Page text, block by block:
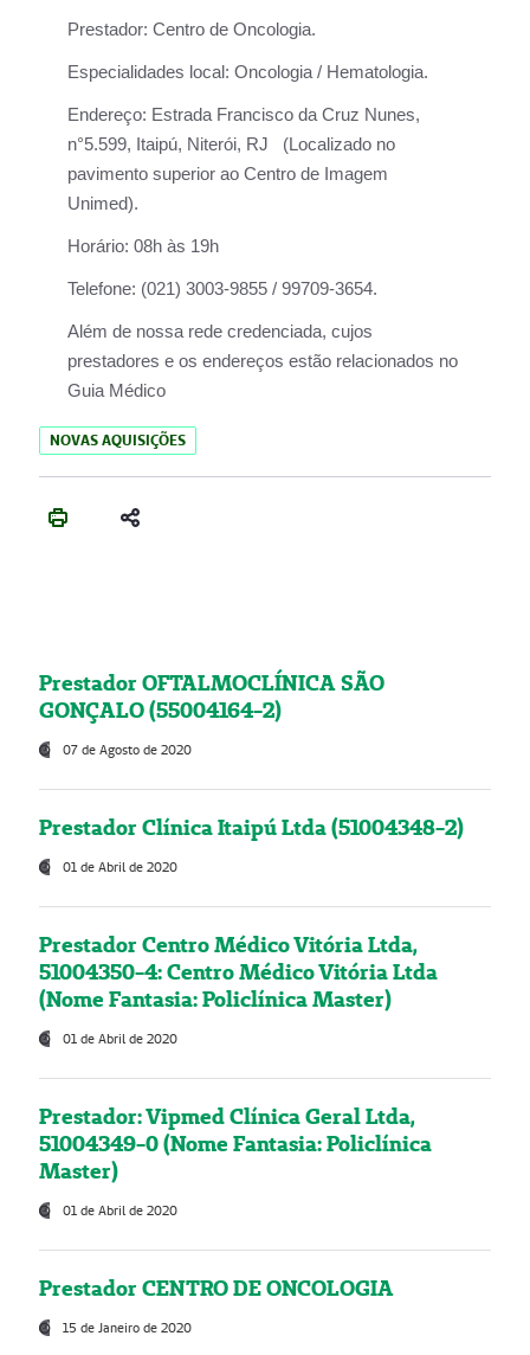
Prestador: Centro de Oncologia.
Especialidades local: Oncologia / Hematologia.
Endereço: Estrada Francisco da Cruz Nunes,
n°5.599, Itaipú, Niterói, RJ (Localizado no
pavimento superior ao Centro de Imagem
Unimed).
Horário: 08h às 19h
Telefone: (021) 3003-9855 / 99709-3654.
Além de nossa rede credenciada, cujos
prestadores e os endereços estão relacionados no
Guia Médico
NOVAS AQUISIÇÕES
Prestador OFTALMOCLÍNICA SÃO
GONÇALO (55004164-2)
07 de Agosto de 2020
Prestador Clínica Itaipú Ltda (51004348-2)
01 de Abril de 2020
Prestador Centro Médico Vitória Ltda,
51004350-4: Centro Médico Vitória Ltda
(Nome Fantasia: Policlínica Master)
01 de Abril de 2020
Prestador: Vipmed Clínica Geral Ltda,
51004349-0 (Nome Fantasia: Policlínica
Master)
01 de Abril de 2020
Prestador CENTRO DE ONCOLOGIA
15 de Janeiro de 2020